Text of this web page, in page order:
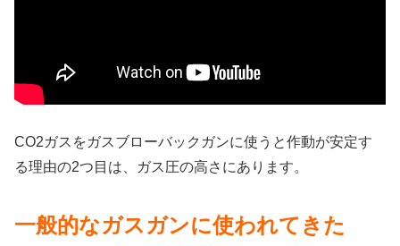
CO2ガスをガスブローバックガンに使うと作動が安定す
る理由の2つ目は、ガス圧の高さにあります。
一般的なガスガンに使われてきた